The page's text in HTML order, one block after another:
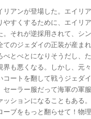
アンが登場した。エイリ
すくするために、エイリ
それが逆採用されて、シ
のジェダイの正装が産ま
とべとになりそうだし、
も悪くなる。しかし、元
ートを翻して戦うジェダ
ーラー服だって海軍の軍
ションになることもある
ブをもっと翻らせて！物